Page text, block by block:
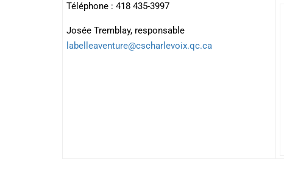
Téléphone : 418 435-3997
Josée Tremblay, responsable
labelleaventure@cscharlevoix.qc.ca